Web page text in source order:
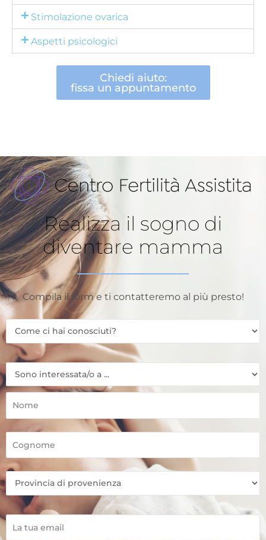
Stimolazione ovarica
Aspetti psicologici
Chiedi aiuto:
fissa un appuntamento
Realizza il sogno di
diventare mamma
Compila il form e ti contatteremo al più presto!